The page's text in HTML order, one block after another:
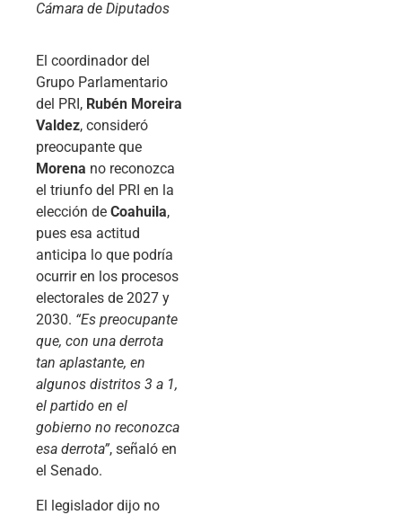
Cámara de Diputados
El coordinador del
Grupo Parlamentario
del PRI, Rubén Moreira
Valdez, consideró
preocupante que
Morena no reconozca
el triunfo del PRI en la
elección de Coahuila,
pues esa actitud
anticipa lo que podría
ocurrir en los procesos
electorales de 2027 y
2030. “Es preocupante
que, con una derrota
tan aplastante, en
algunos distritos 3 a 1,
el partido en el
gobierno no reconozca
esa derrota”, señaló en
el Senado.
El legislador dijo no